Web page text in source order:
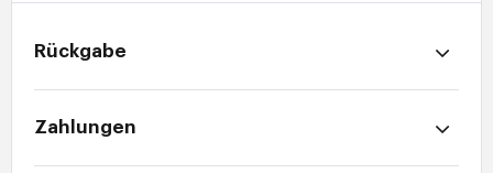
Rückgabe
Zahlungen